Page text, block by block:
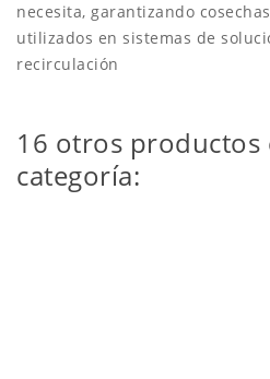
necesita, garantizando
utilizados en sistemas de
recirculación
16 otros productos
categoría: